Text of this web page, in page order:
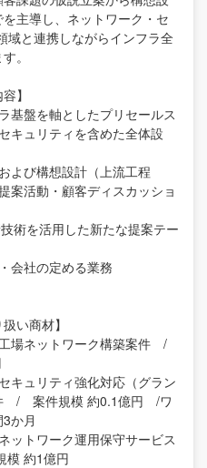
主導し、ネットワーク・セ
域と連携しながらインフラ全
。
】
基盤を軸としたプリセールス
キュリティを含めた全体設
よび構想設計（上流工程
案活動・顧客ディスカッショ
術を活用した新たな提案テー
会社の定める業務
い商材】
場ネットワーク構築案件 /
キュリティ強化対応（グラン
/ 案件規模 約0.1億円 /ワ
か月
ットワーク運用保守サービス
約1億円